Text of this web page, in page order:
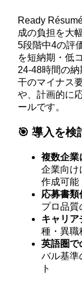
Ready
成の負担を大
5段階中4の評
を短納期・低
24-48時間の
干のマイナス
や、計画的に
ールです。
🎯 導入を検
複数企業
企業向け
作成可能
応募書類
プロ品質
キャリア
種・異職
英語圏で
バル基準
ト